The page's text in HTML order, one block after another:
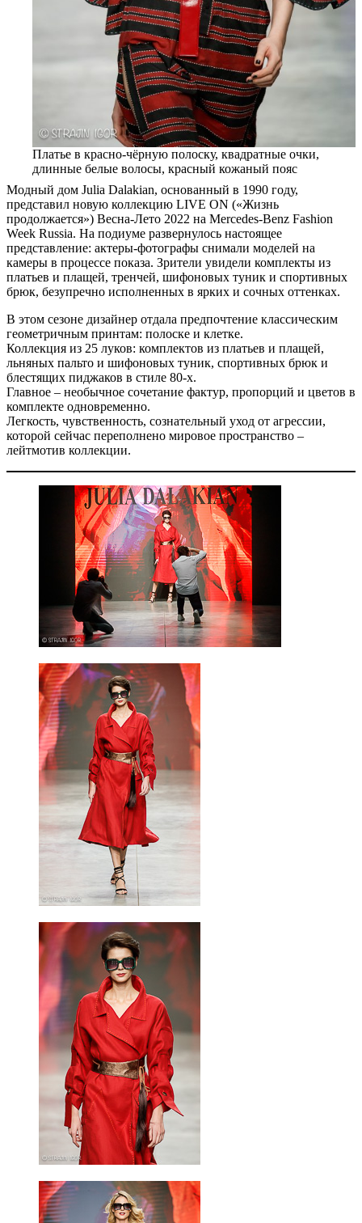
Платье в красно-чёрную полоску, квадратные очки,
длинные белые волосы, красный кожаный пояс
Модный дом Julia Dalakian, основанный в 1990 году,
представил новую коллекцию LIVE ON («Жизнь
продолжается») Весна-Лето 2022 на Mercedes-Benz Fashion
Week Russia. На подиуме развернулось настоящее
представление: актеры-фотографы снимали моделей на
камеры в процессе показа. Зрители увидели комплекты из
платьев и плащей, тренчей, шифоновых туник и спортивных
брюк, безупречно исполненных в ярких и сочных оттенках.
В этом сезоне дизайнер отдала предпочтение классическим
геометричным принтам: полоске и клетке.
Коллекция из 25 луков: комплектов из платьев и плащей,
льняных пальто и шифоновых туник, спортивных брюк и
блестящих пиджаков в стиле 80-х.
Главное – необычное сочетание фактур, пропорций и цветов в
комплекте одновременно.
Легкость, чувственность, сознательный уход от агрессии,
которой сейчас переполнено мировое пространство –
лейтмотив коллекции.